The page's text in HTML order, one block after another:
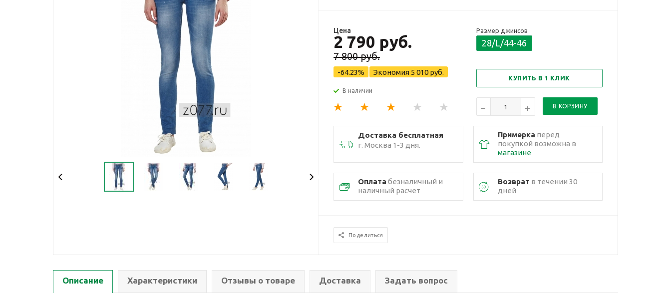
Цена
2 790 руб.
7 800 руб.
-64.23% Экономия 5 010 руб.
В наличии
Размер джинсов
28/L/44-46
КУПИТЬ В 1 КЛИК
Доставка бесплатная
г. Москва 1-3 дня.
Примерка перед
покупкой возможна в
магазине
Оплата безналичный и
наличный расчет
Возврат в течении 30
дней
Поделиться
Описание Характеристики Отзывы о товаре Доставка Задать вопрос